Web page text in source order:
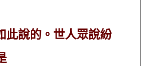
此說的。世人眾說紛